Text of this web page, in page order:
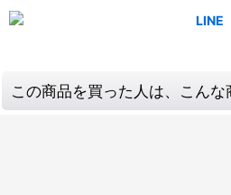
この商品を買った人は、こん